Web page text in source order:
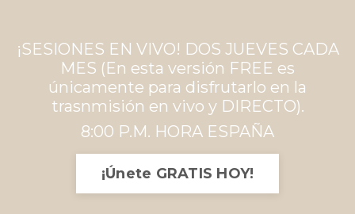
¡SESIONES EN VIVO! DOS JUEVES CADA
MES (En esta versión FREE es
únicamente para disfrutarlo en la
trasnmisión en vivo y DIRECTO).
8:00 P.M. HORA ESPAÑA
¡Únete GRATIS HOY!